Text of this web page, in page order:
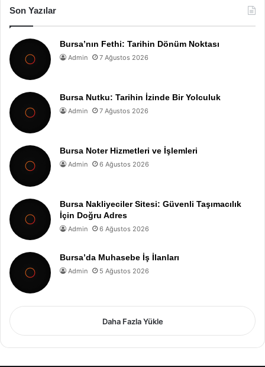
Son Yazılar
Bursa’nın Fethi: Tarihin Dönüm Noktası
Admin 7 Ağustos 2026
Bursa Nutku: Tarihin İzinde Bir Yolculuk
Admin 7 Ağustos 2026
Bursa Noter Hizmetleri ve İşlemleri
Admin 6 Ağustos 2026
Bursa Nakliyeciler Sitesi: Güvenli Taşımacılık
İçin Doğru Adres
Admin 6 Ağustos 2026
Bursa’da Muhasebe İş İlanları
Admin 5 Ağustos 2026
Daha Fazla Yükle